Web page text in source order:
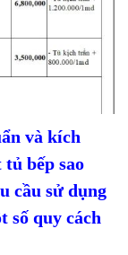
và kích
bếp sao
cầu sử dụng
số quy cách